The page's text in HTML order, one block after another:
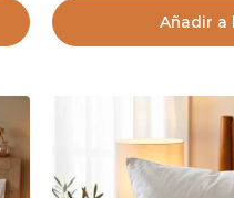
Añadir a